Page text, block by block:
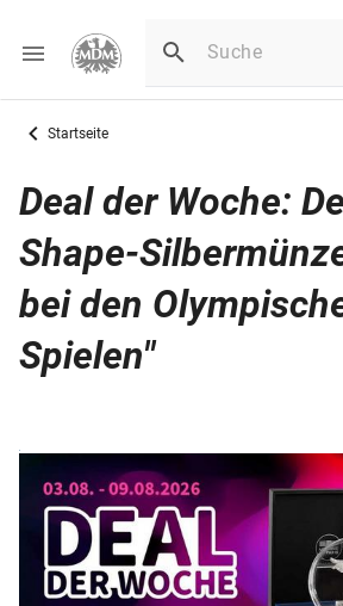
Startseite
Deal der Woche:
Shape-
bei den
Spielen"